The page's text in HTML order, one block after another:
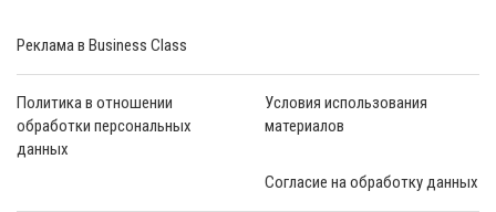
Реклама в Business Class
Политика в отношении
обработки персональных
данных
Условия использования
материалов
Согласие на обработку данных